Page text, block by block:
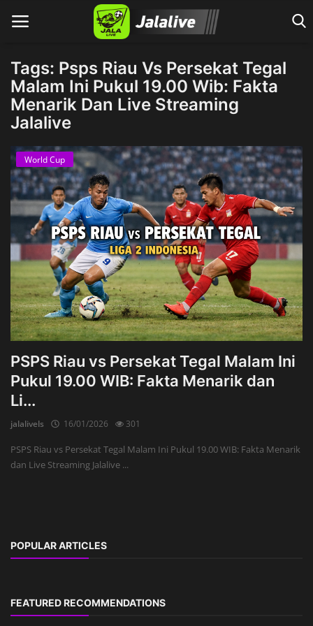
Home
Tags: Psps Riau Vs Persekat Tegal
Malam Ini Pukul 19.00 Wib: Fakta
Menarik Dan Live Streaming
Jalalive
World Cup
PSPS Riau vs Persekat Tegal Malam Ini
Pukul 19.00 WIB: Fakta Menarik dan
Li...
jalalivels 16/01/2026 301
PSPS Riau vs Persekat Tegal Malam Ini Pukul 19.00 WIB: Fakta Menarik
dan Live Streaming Jalalive ...
POPULAR ARTICLES
FEATURED RECOMMENDATIONS